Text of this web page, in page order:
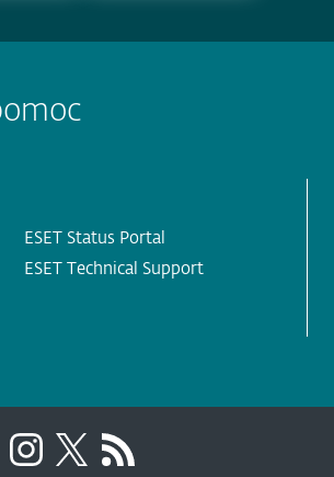
ESET Status Portal
ESET Technical Support